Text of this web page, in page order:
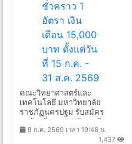
คณะวิทยาศาสตร์และ
เทคโนโลยี มหาวิทยาลัย
ราชภัฏนครปฐม รับสมัคร
ลูกจ้างชั่วคราว 1 อัตรา เงิน
เดือน 15,000 บาท ตั้งแต่วันที่
9 ก.ค. 2569 เวลา 19:48 น.
1,437